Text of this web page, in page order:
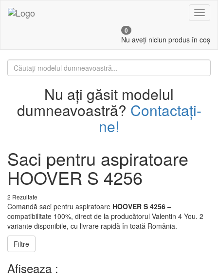
0
Nu aveți niciun produs în coș
Nu ați găsit modelul
dumneavoastră? Contactați-
ne!
Saci pentru aspiratoare
HOOVER S 4256
2 Rezultate
Comandă saci pentru aspiratoare HOOVER S 4256 –
compatibilitate 100%, direct de la producătorul Valentin 4 You. 2
variante disponibile, cu livrare rapidă în toată România.
Filtre
Afiseaza :